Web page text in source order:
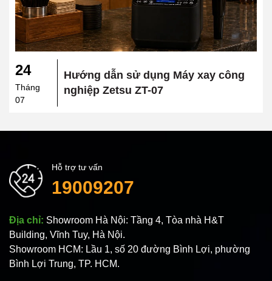
24
Tháng
07
Hướng dẫn sử dụng Máy xay công
nghiệp Zetsu ZT-07
Hỗ trợ tư vấn
19009207
Địa chỉ: Showroom Hà Nội: Tầng 4, Tòa nhà H&T
Building, Vĩnh Tuy, Hà Nội.
Showroom HCM: Lầu 1, số 20 đường Bình Lợi, phường
Bình Lợi Trung, TP. HCM.